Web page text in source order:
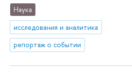
Наука
исследования и аналитика
репортаж о событии